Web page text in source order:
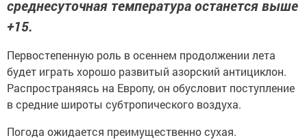
среднесуточная температура останется выше
+15.
Первостепенную роль в осеннем продолжении лета
будет играть хорошо развитый азорский антициклон.
Распространяясь на Европу, он обусловит поступление
в средние широты субтропического воздуха.
Погода ожидается преимущественно сухая.